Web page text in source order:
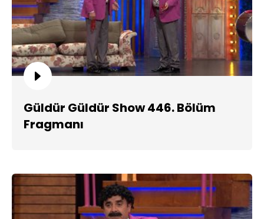
Güldür Güldür Show 446. Bölüm
Fragmanı